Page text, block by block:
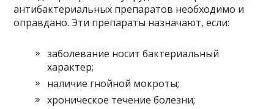
антибактериальных препаратов необходимо и
оправдано. Эти препараты назначают, если:
заболевание носит бактериальный
характер;
наличие гнойной мокроты;
хроническое течение болезни;